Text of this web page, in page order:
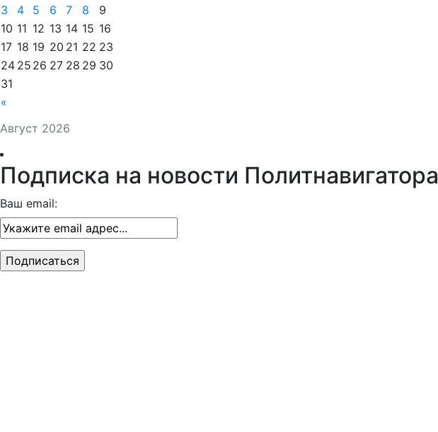
Август 2026
«
3
4 5 6 7 8
9
10 11 12 13 14 15 16
17 18 19 20 21 22 23
24 25 26 27 28 29 30
31
Подписка на новости Политнавигатора
Ваш email: